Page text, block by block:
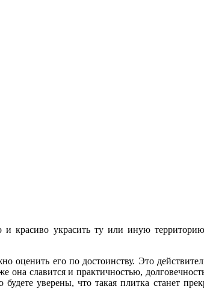
и красиво украсить ту или иную
его по достоинству. Это
она славится и практичностью,
уверены, что такая плитка станет